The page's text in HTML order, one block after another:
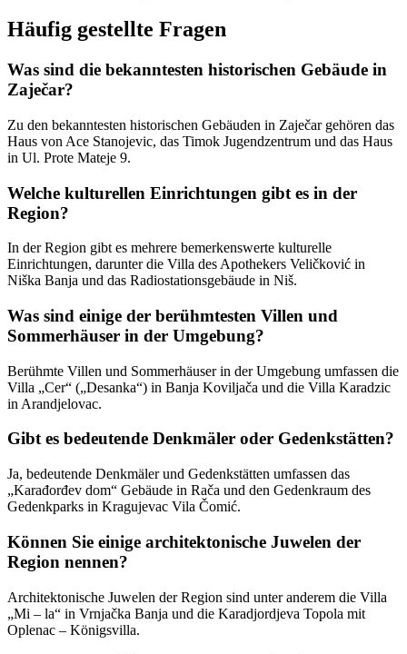
Häufig gestellte Fragen
Was sind die bekanntesten historischen Gebäude in
Zaječar?
Zu den bekanntesten historischen Gebäuden in Zaječar gehören das
Haus von Ace Stanojevic, das Timok Jugendzentrum und das Haus
in Ul. Prote Mateje 9.
Welche kulturellen Einrichtungen gibt es in der
Region?
In der Region gibt es mehrere bemerkenswerte kulturelle
Einrichtungen, darunter die Villa des Apothekers Veličković in
Niška Banja und das Radiostationsgebäude in Niš.
Was sind einige der berühmtesten Villen und
Sommerhäuser in der Umgebung?
Berühmte Villen und Sommerhäuser in der Umgebung umfassen die
Villa „Cer“ („Desanka“) in Banja Koviljača und die Villa Karadzic
in Arandjelovac.
Gibt es bedeutende Denkmäler oder Gedenkstätten?
Ja, bedeutende Denkmäler und Gedenkstätten umfassen das
„Karađorđev dom“ Gebäude in Rača und den Gedenkraum des
Gedenkparks in Kragujevac Vila Čomić.
Können Sie einige architektonische Juwelen der
Region nennen?
Architektonische Juwelen der Region sind unter anderem die Villa
„Mi – la“ in Vrnjačka Banja und die Karadjordjeva Topola mit
Oplenac – Königsvilla.